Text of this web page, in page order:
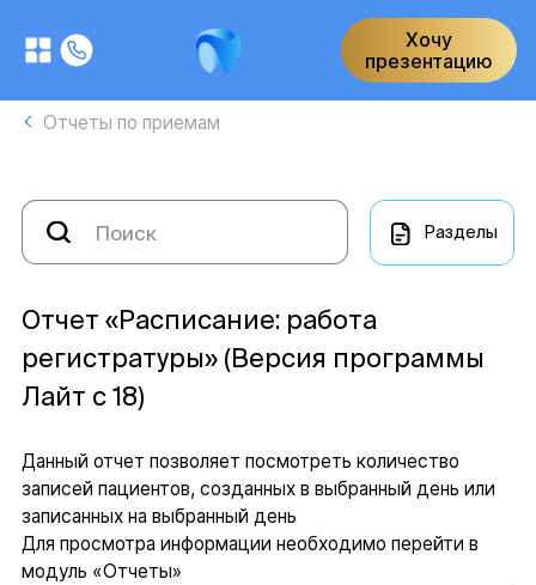
Хочу
презентацию
Отчеты по приемам
Разделы
Отчет «Расписание: работа
регистратуры» (Версия программы
Лайт с 18)
Данный отчет позволяет посмотреть количество
записей пациентов, созданных в выбранный день или
записанных на выбранный день
Для просмотра информации необходимо перейти в
модуль «Отчеты»